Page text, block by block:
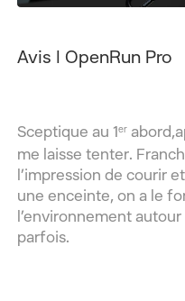
Avis | OpenRun Pro
Sceptique au 1er
me laisse tenter.
l’impression de courir
une enceinte, on a le
l’environnement
parfois.